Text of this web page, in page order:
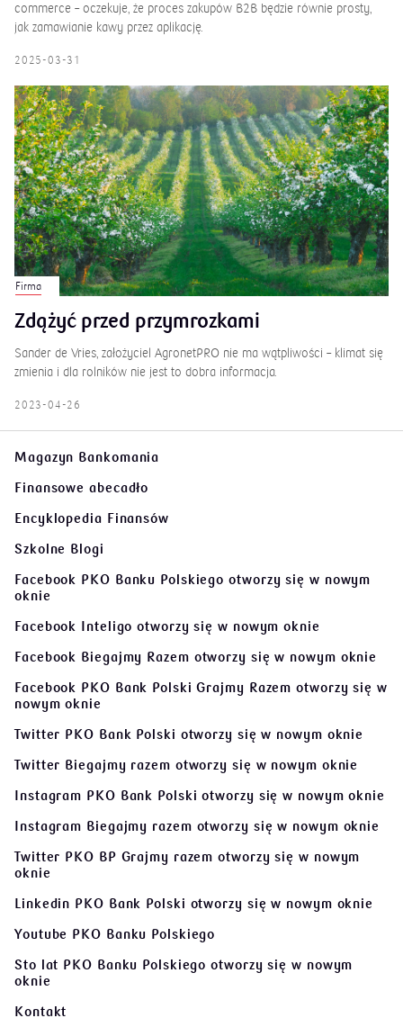
commerce – oczekuje, że proces zakupów B2B będzie równie prosty,
jak zamawianie kawy przez aplikację.
2025-03-31
Firma
Zdążyć przed przymrozkami
Sander de Vries, założyciel AgronetPRO nie ma wątpliwości – klimat się
zmienia i dla rolników nie jest to dobra informacja.
2023-04-26
Magazyn Bankomania
Finansowe abecadło
Encyklopedia Finansów
Szkolne Blogi
Facebook PKO Banku Polskiego otworzy się w nowym
oknie
Facebook Inteligo otworzy się w nowym oknie
Facebook Biegajmy Razem otworzy się w nowym oknie
Facebook PKO Bank Polski Grajmy Razemotworzy się w
nowym oknie
Twitter PKO Bank Polski otworzy się w nowym oknie
Twitter Biegajmy razem otworzy się w nowym oknie
Instagram PKO Bank Polski otworzy się w nowym oknie
Instagram Biegajmy razem otworzy się w nowym oknie
Twitter PKO BP Grajmy razem otworzy się w nowym
oknie
Linkedin PKO Bank Polski otworzy się w nowym oknie
Youtube PKO Banku Polskiego
Sto lat PKO Banku Polskiego otworzy się w nowym
oknie
Kontakt